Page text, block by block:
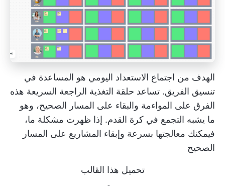
الهدف من اجتماع الاستعداد اليومي هو المساعدة في
تنسيق الفريق. تساعد حلقة التغذية الراجعة السريعة هذه
الفرق على المواءمة والبقاء على المسار الصحيح، وهو
ما يشبه التجمع في كرة القدم. إذا ظهرت مشكلة ما،
فيمكنك معالجتها بسرعة وإبقاء المشاريع على المسار
الصحيح
تحميل هذا القالب